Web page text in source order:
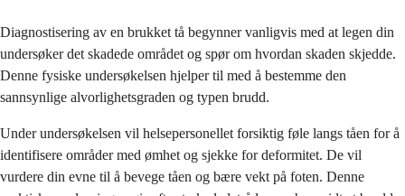
Diagnostisering av en brukket tå begynner vanligvis med at legen din
undersøker det skadede området og spør om hvordan skaden skjedde.
Denne fysiske undersøkelsen hjelper til med å bestemme den
sannsynlige alvorlighetsgraden og typen brudd.
Under undersøkelsen vil helsepersonellet forsiktig føle langs tåen for å
identifisere områder med ømhet og sjekke for deformitet. De vil
vurdere din evne til å bevege tåen og bære vekt på foten. Denne